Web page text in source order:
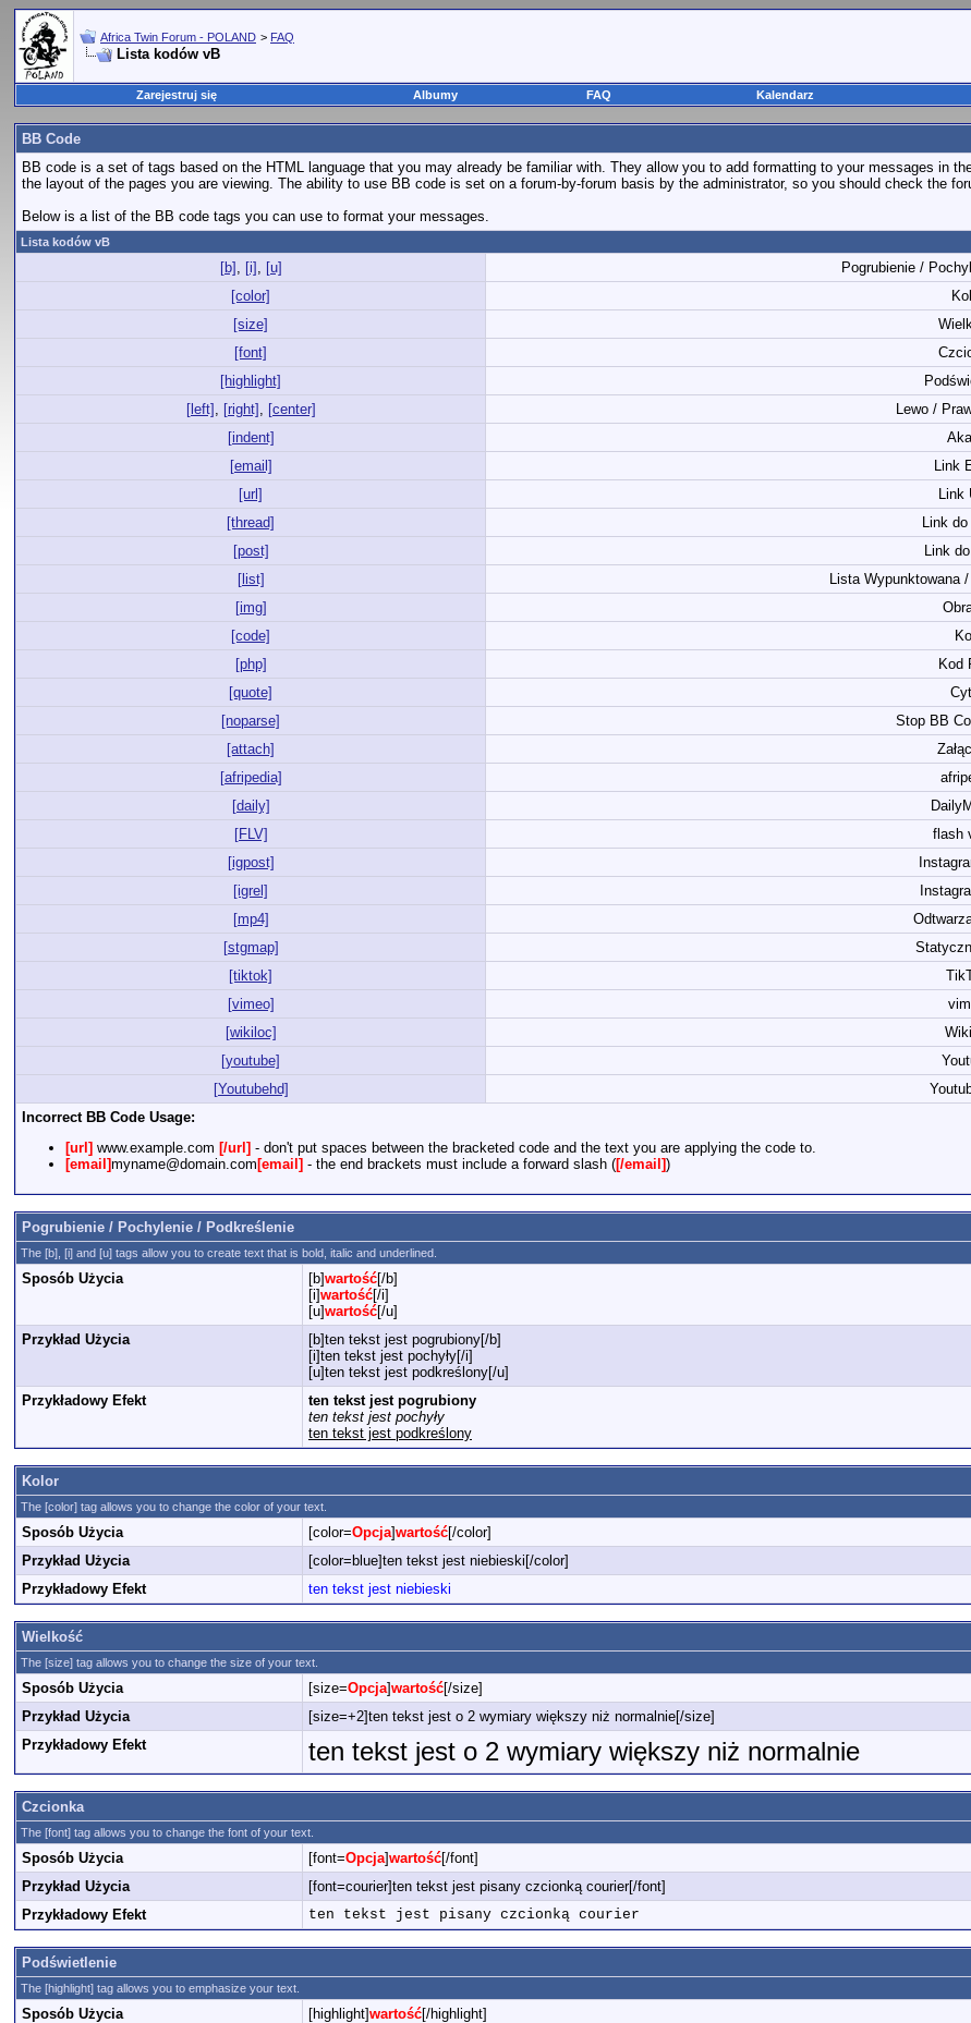
Africa Twin Forum - POLAND > FAQ
Lista kodów vB
Zarejestruj się Albumy FAQ Kalendarz
BB Code
BB code is a set of tags based on the HTML language that you may already be familiar with. They allow you to add formatting to your messages in
the layout of the pages you are viewing. The ability to use BB code is set on a forum-by-forum basis by the administrator, so you should check the
Below is a list of the BB code tags you can use to format your messages.
Lista kodów vB
[b] , [i] , [u]
Pogrubienie /
[color]
[size]
[font]
[highlight]
[left] , [right] , [center]
Lewo /
[indent]
[email]
Link
[url]
Link
[thread]
Link
[post]
Link
[list]
Lista Wypunktowana
[img]
[code]
[php]
Kod
[quote]
[noparse]
Stop BB
[attach]
[afripedia]
[daily]
[FLV]
flash
[igpost]
[igrel]
[mp4]
[stgmap]
[tiktok]
[vimeo]
[wikiloc]
[youtube]
[Youtubehd]
Incorrect BB Code Usage:
[url] www.example.com [/url] - don't put spaces between the bracketed code and the text you are applying the code to.
[email]myname@domain.com [email] - the end brackets must include a forward slash ([/email])
Pogrubienie / Pochylenie / Podkreślenie
The [b], [i] and [u] tags allow you to create text that is bold, italic and underlined.
Sposób Użycia [b]wartość[/b]
[i]wartość[/i]
[u]wartość[/u]
Przykład Użycia
[b]ten tekst jest pogrubiony[/b]
[i]ten tekst jest pochyły[/i]
[u]ten tekst jest podkreślony[/u]
Przykładowy Efekt
ten tekst jest pogrubiony
ten tekst jest pochyły
ten tekst jest podkreślony
Kolor
The [color] tag allows you to change the color of your text.
Sposób Użycia [color=Opcja]wartość[/color]
Przykład Użycia
[color=blue]ten tekst jest niebieski[/color]
Przykładowy Efekt
ten tekst jest niebieski
Wielkość
The [size] tag allows you to change the size of your text.
Sposób Użycia [size=Opcja]wartość[/size]
Przykład Użycia
[size=+2]ten tekst jest o 2 wymiary większy niż normalnie[/size]
Przykładowy Efekt
ten tekst jest o 2 wymiary większy niż normalnie
Czcionka
The [font] tag allows you to change the font of your text.
Sposób Użycia [font=Opcja]wartość[/font]
Przykład Użycia
[font=courier]ten tekst jest pisany czcionką courier[/font]
Przykładowy Efekt
ten tekst jest pisany czcionką courier
Podświetlenie
The [highlight] tag allows you to emphasize your text.
Sposób Użycia [highlight]wartość[/highlight]